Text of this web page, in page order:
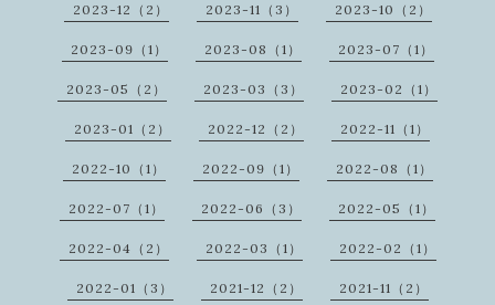
2023-12（2） 2023-11（3） 2023-10（2）
2023-09（1） 2023-08（1） 2023-07（1）
2023-05（2） 2023-03（3） 2023-02（1）
2023-01（2） 2022-12（2） 2022-11（1）
2022-10（1） 2022-09（1） 2022-08（1）
2022-07（1） 2022-06（3） 2022-05（1）
2022-04（2） 2022-03（1） 2022-02（1）
2022-01（3） 2021-12（2） 2021-11（2）